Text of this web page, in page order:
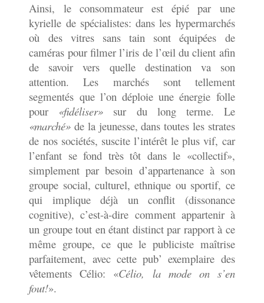
Ainsi, le consommateur est épié par une
kyrielle de spécialistes: dans les hypermarchés
où des vitres sans tain sont équipées de
caméras pour filmer l’iris de l’œil du client afin
de savoir vers quelle destination va son
attention. Les marchés sont tellement
segmentés que l’on déploie une énergie folle
pour «fidéliser» sur du long terme. Le
«marché» de la jeunesse, dans toutes les strates
de nos sociétés, suscite l’intérêt le plus vif, car
l’enfant se fond très tôt dans le «collectif»,
simplement par besoin d’appartenance à son
groupe social, culturel, ethnique ou sportif, ce
qui implique déjà un conflit (dissonance
cognitive), c’est-à-dire comment appartenir à
un groupe tout en étant distinct par rapport à ce
même groupe, ce que le publiciste maîtrise
parfaitement, avec cette pub’ exemplaire des
vêtements Célio: «Célio, la mode on s’en
fout!».